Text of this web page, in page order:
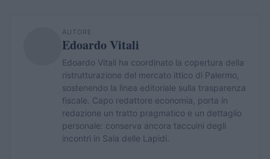
AUTORE
Edoardo Vitali
Edoardo Vitali ha coordinato la copertura della
ristrutturazione del mercato ittico di Palermo,
sostenendo la linea editoriale sulla trasparenza
fiscale. Capo redattore economia, porta in
redazione un tratto pragmatico e un dettaglio
personale: conserva ancora taccuini degli
incontri in Sala delle Lapidi.